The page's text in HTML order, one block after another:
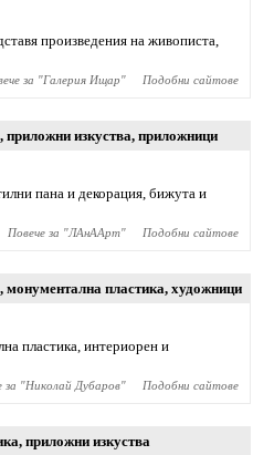
произведения на живописта,
за "Галерия Ищар" Подобни сайтове
, приложни изкуства, приложници
пана и декорация, бижута и
Повече за "ЛАнААрт" Подобни сайтове
, монументална пластика, художници
пластика, интериорен и
за "Николай Дубаров" Подобни сайтове
, приложни изкуства